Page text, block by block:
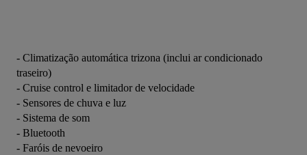
- Climatização automática trizona (inclui ar condicionado
traseiro)
- Cruise control e limitador de velocidade
- Sensores de chuva e luz
- Sistema de som
- Bluetooth
- Faróis de nevoeiro